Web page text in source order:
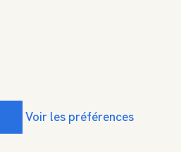
Voir les préférences